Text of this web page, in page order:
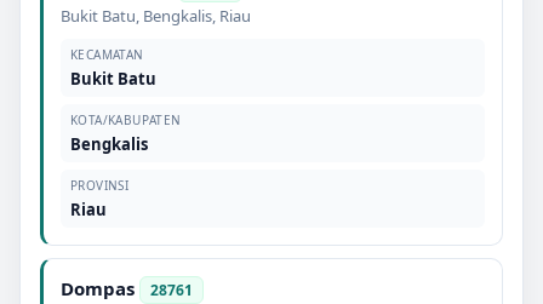
Bukit Batu, Bengkalis, Riau
KECAMATAN
Bukit Batu
KOTA/KABUPATEN
Bengkalis
PROVINSI
Riau
Dompas 28761